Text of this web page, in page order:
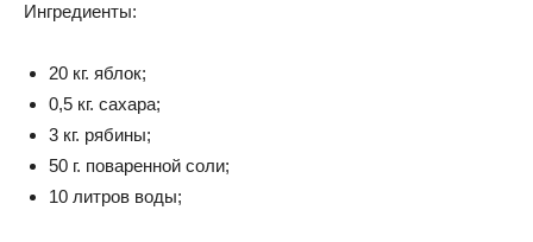
Ингредиенты:
20 кг. яблок;
0,5 кг. сахара;
3 кг. рябины;
50 г. поваренной соли;
10 литров воды;